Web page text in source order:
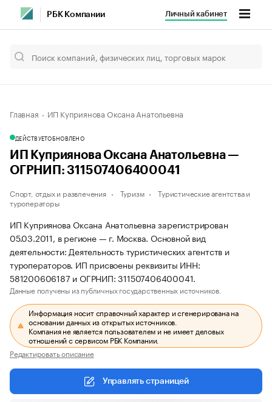
РБК Компании Личный кабинет
Главная ИП Куприянова Оксана Анатольевна
ДЕЙСТВУЕТОБНОВЛЕНО
ИП Куприянова Оксана Анатольевна —
ОГРНИП: 311507406400041
Спорт, отдых и развлечения Туризм
Туристические агентства и
туроператоры
ИП Куприянова Оксана Анатольевна зарегистрирован
05.03.2011, в регионе — г. Москва. Основной вид
деятельности: Деятельность туристических агентств и
туроператоров. ИП присвоены реквизиты ИНН:
581200606187 и ОГРНИП: 311507406400041.
Данные получены из публичных государственных источников.
Информация носит справочный характер и сгенерирована на
основании данных из открытых источников.
Компания не является пользователем и не имеет деловых
отношений с сервисом РБК Компании.
Редактировать описание
Управлять страницей